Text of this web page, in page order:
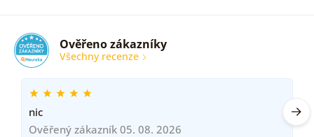
Ověřeno zákazníky
Všechny recenze
nic
Ověřený zákazník 05. 08. 2026